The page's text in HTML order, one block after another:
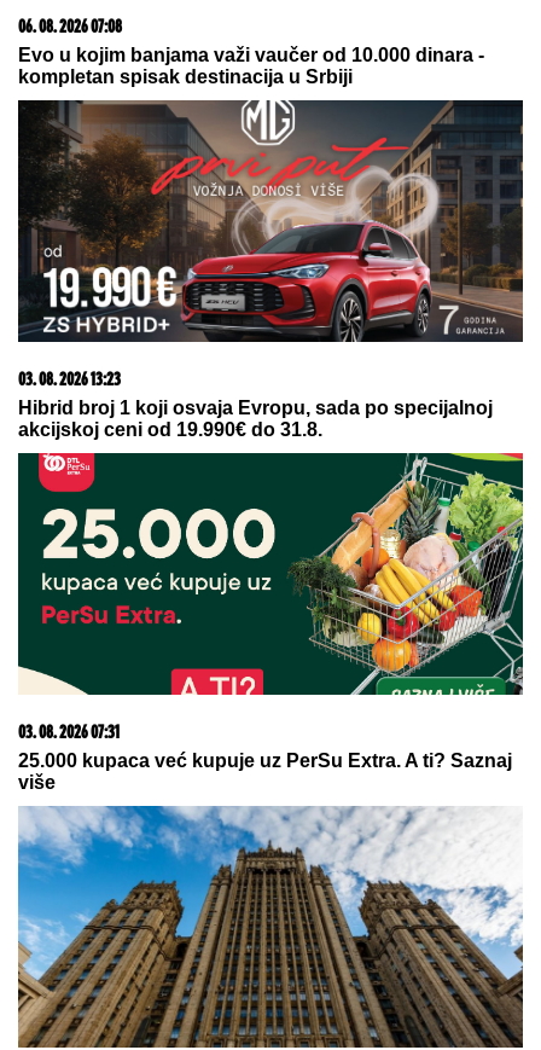
fitnes salu
Ove KESICE odmah bacamo čim
kupimo FARMERKE, a zapravo su
korisne: Mnogi ne znaju čemu služe,
ali treba ih jedino ovako upotrebiti
Dragan Stanković verenici priredio iznenađenje,
podelio snimak sa INTIMNE PROSLAVE Muzičari
svirali samo za nju, nije znala šta ju je snašlo:
Novi udarac za Jelenu Radanović
Nikolić: Oglasila se zbog
novonastale situacije
HAOS NA PRIMORJU!Đoković u
izdanju u kom ga NIKADA niste
videli! Skače na bini i peva,
raspametio publiku (VIDEO)